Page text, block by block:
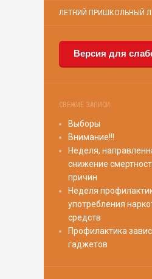
ЛЕТНИЙ ПРИШКОЛЬНЫЙ
Версия для
СВЕЖИЕ ЗАПИСИ
Выборы
Внимание!!!
Неделя,
снижение
причин
Неделя
употребления
средств
Профилактика
гаджетов